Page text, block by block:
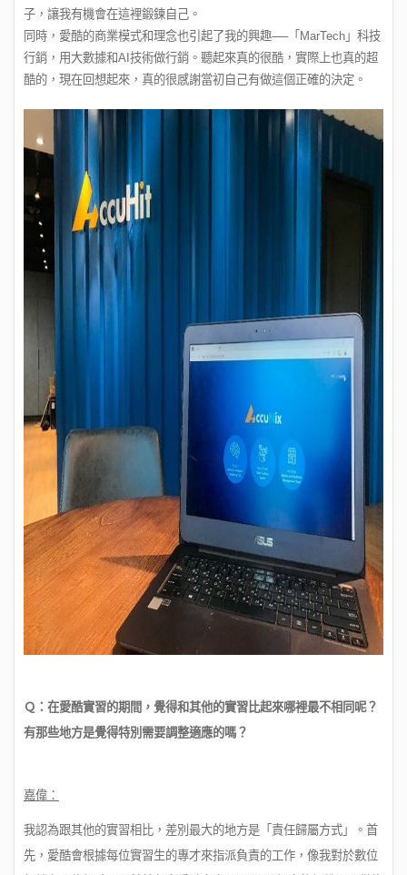
子，讓我有機會在這裡鍛鍊自己。
同時，愛酷的商業模式和理念也引起了我的興趣──「MarTech」科技
行銷，用大數據和AI技術做行銷。聽起來真的很酷，實際上也真的超
酷的，現在回想起來，真的很感謝當初自己有做這個正確的決定。
Ｑ ：在愛酷實習的期間，覺得和其他的實習比起來哪裡最不相同呢？
有那些地方是覺得特別需要調整適應的嗎？
嘉偉：
我認為跟其他的實習相比，差別最大的地方是「責任歸屬方式」。首
先，愛酷會根據每位實習生的專才來指派負責的工作，像我對於數位